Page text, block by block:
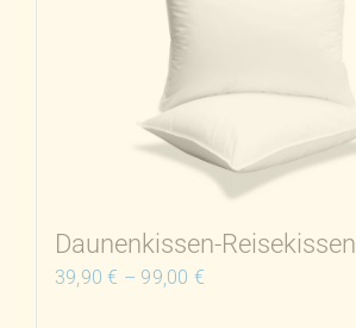
Daunenkissen-Reisekissen
39,90€ – 99,00 €